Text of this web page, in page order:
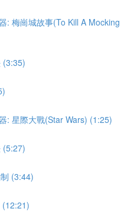
: 梅崗城故事(To Kill A Mocking
(3:35)
: 星際大戰(Star Wars) (1:25)
(5:27)
(3:44)
(12:21)